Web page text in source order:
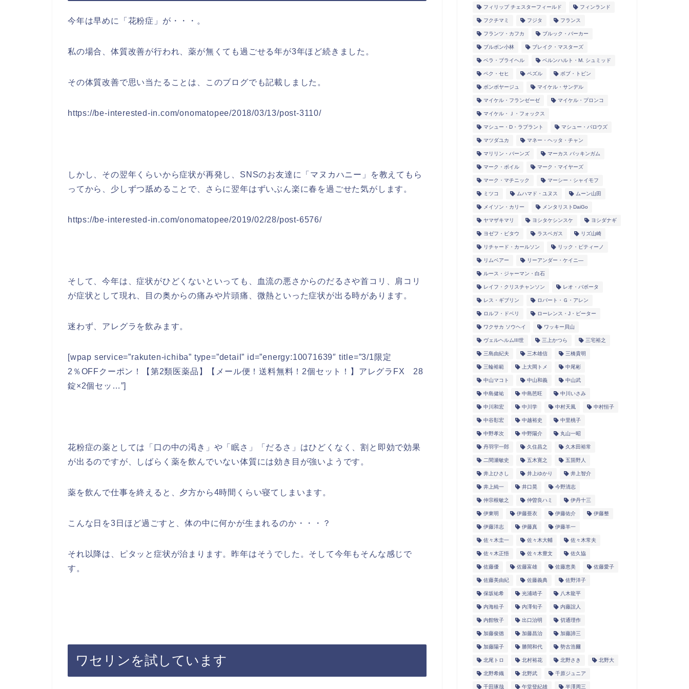
今年は早めに「花粉症」が・・・。
私の場合、体質改善が行われ、薬が無くても過ごせる年が3年ほど続きました。
その体質改善で思い当たることは、このブログでも記載しました。
https://be-interested-in.com/onomatopee/2018/03/13/post-3110/
しかし、その翌年くらいから症状が再発し、SNSのお友達に「マヌカハニー」を教えてもら
ってから、少しずつ舐めることで、さらに翌年はずいぶん楽に春を過ごせた気がします。
https://be-interested-in.com/onomatopee/2019/02/28/post-6576/
そして、今年は、症状がひどくないといっても、血流の悪さからのだるさや首コリ、肩コリ
が症状として現れ、目の奥からの痛みや片頭痛、微熱といった症状が出る時があります。
迷わず、アレグラを飲みます。
[wpap service=”rakuten-ichiba” type=”detail” id=”energy:10071639″ title=”3/1限定
2％OFFクーポン！【第2類医薬品】【メール便！送料無料！2個セット！】アレグラFX 28
錠×2個セッ…”]
花粉症の薬としては「口の中の渇き」や「眠さ」「だるさ」はひどくなく、割と即効で効果
が出るのですが、しばらく薬を飲んでいない体質には効き目が強いようです。
薬を飲んで仕事を終えると、夕方から4時間くらい寝てしまいます。
こんな日を3日ほど過ごすと、体の中に何かが生まれるのか・・・？
それ以降は、ピタッと症状が治まります。昨年はそうでした。そして今年もそんな感じで
す。
ワセリンを試しています
フィリップ チェスターフィールド フィンランド
フクチマミ フジタ フランス
フランツ・カフカ ブルック・バーカー
ブルボン小林 ブレイク・マスターズ
ベラ・ブライヘル ベルンハルト・M. シュミッド
ペク・セヒ ペズル ボブ・トビン
ボンボヤージュ マイケル・サンデル
マイケル・フランゼーゼ マイケル・プロンコ
マイケル・Ｊ・フォックス
マシュー・D・ラプラント マシュー・バロウズ
マツダユカ マネー・ヘッタ・チャン
マリリン・バーンズ マーカス バッキンガム
マーク・ボイル マーク・マイヤーズ
マーク・マチニック マーシー・シャイモフ
ミツコ ムハマド・ユヌス ムーン山田
メイソン・カリー メンタリストDaiGo
ヤマザキマリ ヨシタケシンスケ ヨシダナギ
ヨゼフ・ピタウ ラスベガス リズ山崎
リチャード・カールソン リック・ピティーノ
リムベアー リーアンダー・ケイニ―
ルース・ジャーマン・白石
レイフ・クリスチャンソン レオ・バボータ
レス・ギブリン ロバート・Ｇ・アレン
ロルフ・ドベリ ローレンス・J・ピーター
ワクサカ ソウヘイ ワッキー貝山
ヴェルヘルムIII世 三上かつら 三宅裕之
三島由紀夫 三木雄信 三橋貴明
三輪裕範 上大岡トメ 中尾彬
中山マコト 中山和義 中山武
中島健祐 中島芭旺 中川いさみ
中川和宏 中川学 中村天風 中村恒子
中谷彰宏 中越裕史 中里桃子
中野孝次 中野陽介 丸山一昭
丹羽宇一郎 久住昌之 久木田裕常
二間瀬敏史 五木寛之 五箇野人
井上ひさし 井上ゆかり 井上智介
井上純一 井口晃 今野清志
仲宗根敏之 仲曽良ハミ 伊丹十三
伊東明 伊藤亜衣 伊藤佑介 伊藤整
伊藤洋志 伊藤真 伊藤羊一
佐々木圭一 佐々木大輔 佐々木常夫
佐々木正悟 佐々木豊文 佐久協
佐藤優 佐藤富雄 佐藤恵美 佐藤愛子
佐藤美由紀 佐藤義典 佐野洋子
保坂祐希 光浦靖子 八木龍平
内海桂子 内澤旬子 内藤誼人
内館牧子 出口治明 切通理作
加藤俊徳 加藤昌治 加藤諦三
加藤陽子 勝間和代 勢古浩爾
北尾トロ 北村裕花 北野さき 北野大
北野希織 北野武 千原ジュニア
千田琢哉 午堂登紀雄 半澤周三